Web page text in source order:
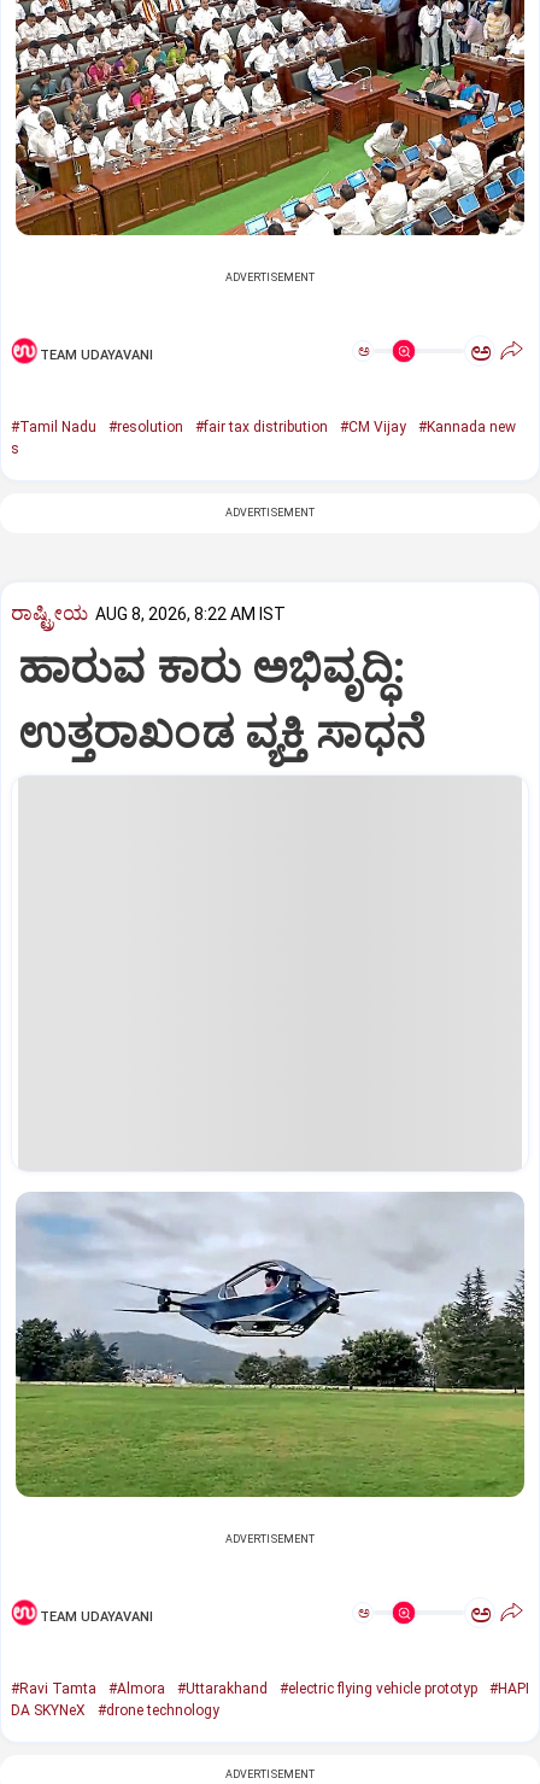
ADVERTISEMENT
TEAM UDAYAVANI ಅ ಅ
#Tamil Nadu #resolution #fair tax distribution #CM Vijay
#Kannada new
s
ADVERTISEMENT
ರಾಷ್ಟ್ರೀಯ AUG 8, 2026, 8:22 AM IST
ಹಾರುವ ಕಾರು ಅಭಿವೃದ್ಧಿ:
ಉತ್ತರಾಖಂಡ ವ್ಯಕ್ತಿ ಸಾಧನೆ
ADVERTISEMENT
TEAM UDAYAVANI ಅ ಅ
#Ravi Tamta #Almora #Uttarakhand #electric flying vehicle prototyp
#HAPI
DA SKYNeX
#drone technology
ADVERTISEMENT